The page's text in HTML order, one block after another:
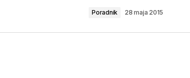
Poradnik 28 maja 2015